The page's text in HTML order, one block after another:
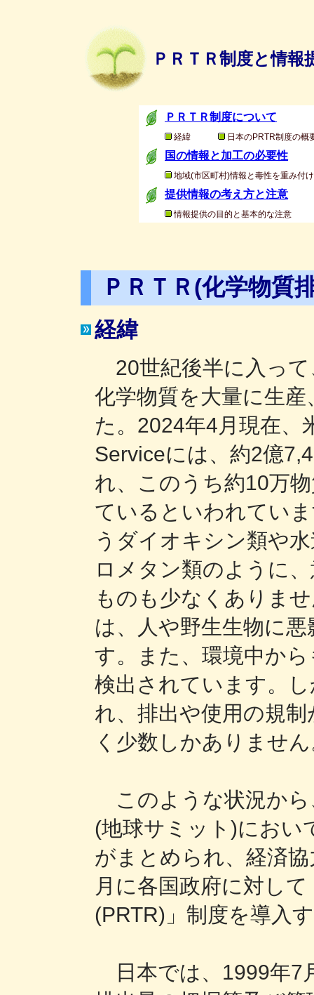
ＰＲＴＲ制度と情報
ＰＲＴＲ制度について
経緯 日本のPRTR制度の概
国の情報と加工の必要性
地域(市区町村)情報と毒性を重み付
提供情報の考え方と注意
情報提供の目的と基本的な注意
ＰＲＴＲ(化学物質
経緯
20世紀後半に入って
化学物質を大量に生
た。2024年4月現在、
Serviceには、約2億
れ、このうち約10万
ているといわれてい
うダイオキシン類や
ロメタン類のように
ものも少なくありま
は、人や野生生物に
す。また、環境中か
検出されています。
れ、排出や使用の規
く少数しかありませ
このような状況から
(地球サミット)におい
がまとめられ、経済
月に各国政府に対し
(PRTR)」制度を導入
日本では、1999年7